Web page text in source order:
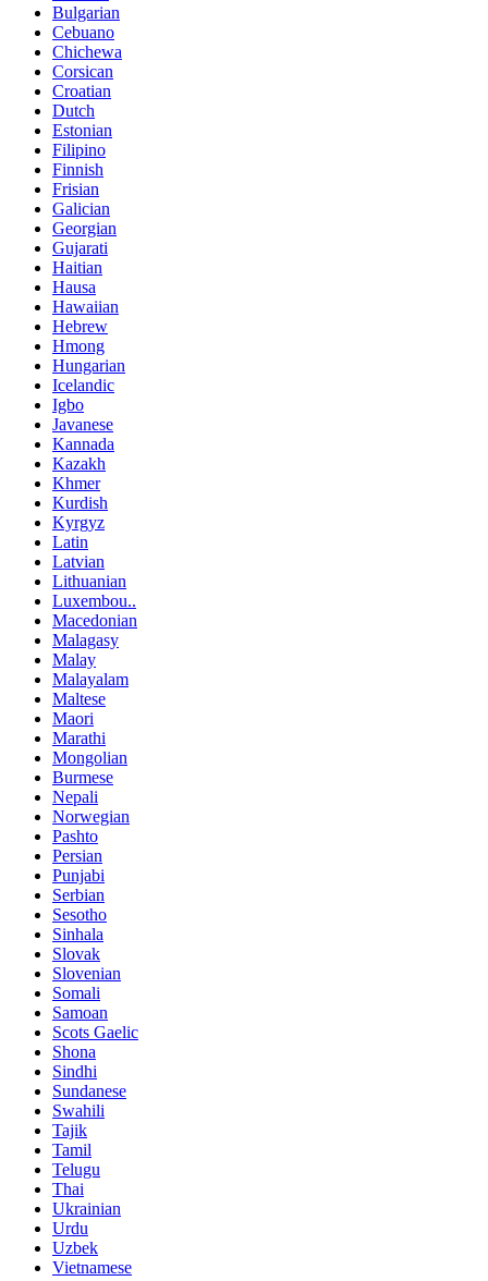
Bulgarian
Cebuano
Chichewa
Corsican
Croatian
Dutch
Estonian
Filipino
Finnish
Frisian
Galician
Georgian
Gujarati
Haitian
Hausa
Hawaiian
Hebrew
Hmong
Hungarian
Icelandic
Igbo
Javanese
Kannada
Kazakh
Khmer
Kurdish
Kyrgyz
Latin
Latvian
Lithuanian
Luxembou..
Macedonian
Malagasy
Malay
Malayalam
Maltese
Maori
Marathi
Mongolian
Burmese
Nepali
Norwegian
Pashto
Persian
Punjabi
Serbian
Sesotho
Sinhala
Slovak
Slovenian
Somali
Samoan
Scots Gaelic
Shona
Sindhi
Sundanese
Swahili
Tajik
Tamil
Telugu
Thai
Ukrainian
Urdu
Uzbek
Vietnamese